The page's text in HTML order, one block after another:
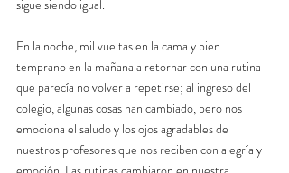
sigue siendo igual.
En la noche, mil vueltas en la cama y bien
temprano en la mañana a retornar con una rutina
que parecía no volver a repetirse; al ingreso del
colegio, algunas cosas han cambiado, pero nos
emociona el saludo y los ojos agradables de
nuestros profesores que nos reciben con alegría y